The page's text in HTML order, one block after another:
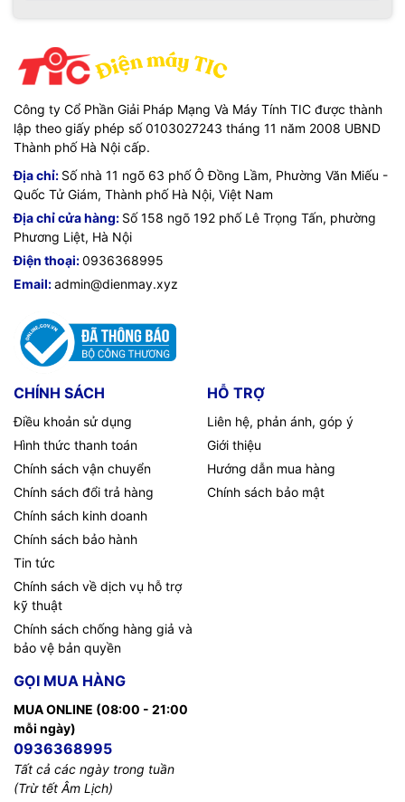
Công ty Cổ Phần Giải Pháp Mạng Và Máy Tính TIC được thành
lập theo giấy phép số 0103027243 tháng 11 năm 2008 UBND
Thành phố Hà Nội cấp.
Địa chỉ: Số nhà 11 ngõ 63 phố Ô Đồng Lầm, Phường Văn Miếu -
Quốc Tử Giám, Thành phố Hà Nội, Việt Nam
Địa chỉ cửa hàng: Số 158 ngõ 192 phố Lê Trọng Tấn, phường
Phương Liệt, Hà Nội
Điện thoại:0936368995
Email:admin@dienmay.xyz
CHÍNH SÁCH
Điều khoản sử dụng
Hình thức thanh toán
Chính sách vận chuyển
Chính sách đổi trả hàng
Chính sách kinh doanh
Chính sách bảo hành
Tin tức
Chính sách về dịch vụ hỗ trợ
kỹ thuật
Chính sách chống hàng giả và
bảo vệ bản quyền
HỖ TRỢ
Liên hệ, phản ánh, góp ý
Giới thiệu
Hướng dẫn mua hàng
Chính sách bảo mật
GỌI MUA HÀNG
MUA ONLINE (08:00 - 21:00
mỗi ngày)
0936368995
Tất cả các ngày trong tuần
(Trừ tết Âm Lịch)